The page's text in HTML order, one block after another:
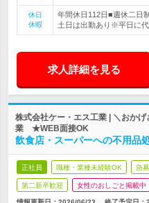
休日
休暇
年間休日112日■週休二日
土日は出勤あり※平日に
求人詳細を見る
株式会社ケー・エス工業 | ＼おか
業 ★WEB面接OK
飲食店・スーパーへの不用品
正社員 職種・業種未経験OK 急募
第二新卒歓迎 女性のおしごと掲載中